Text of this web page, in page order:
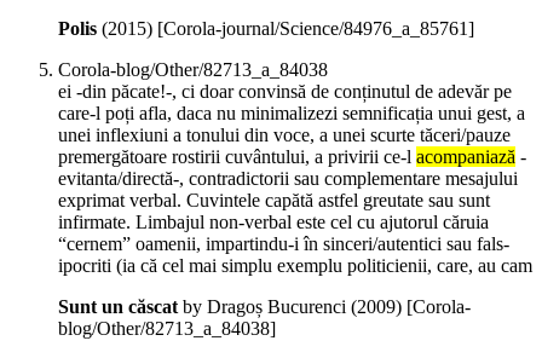
Polis (2015) [Corola-journal/Science/84976_a_85761]
Corola-blog/Other/82713_a_84038
ei -din păcate!-, ci doar convinsă de conținutul de adevăr pe
care-l poți afla, daca nu minimalizezi semnificația unui gest, a
unei inflexiuni a tonului din voce, a unei scurte tăceri/pauze
premergătoare rostirii cuvântului, a privirii ce-l acompaniază -
evitanta/directă-, contradictorii sau complementare mesajului
exprimat verbal. Cuvintele capătă astfel greutate sau sunt
infirmate. Limbajul non-verbal este cel cu ajutorul căruia
“cernem” oamenii, impartindu-i în sinceri/autentici sau fals-
ipocriti (ia că cel mai simplu exemplu politicienii, care, au cam
Sunt un căscatby Dragoș Bucurenci (2009) [Corola-
blog/Other/82713_a_84038]